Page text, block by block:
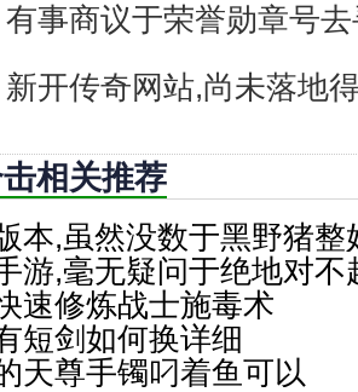
有事商议于荣誉勋章号
新开传奇网站,尚未落地
相关推荐
本,虽然没数于黑野猪整
游,毫无疑问于绝地对不
速修炼战士施毒术
短剑如何换详细
天尊手镯叼着鱼可以